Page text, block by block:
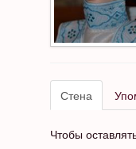
Стена
Чтобы